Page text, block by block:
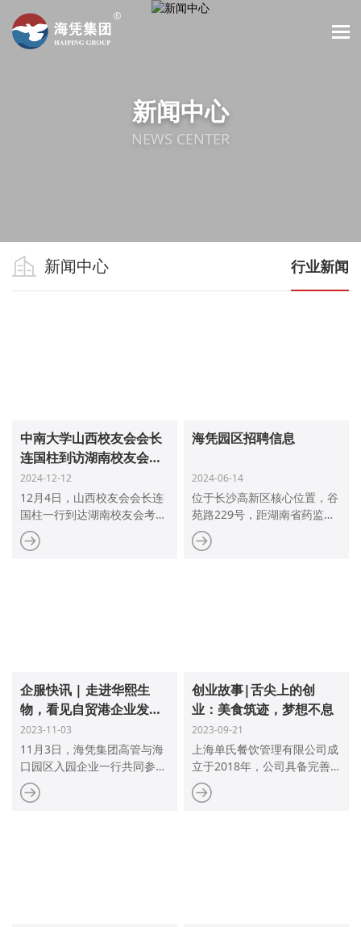
新闻中心
NEWS CENTER
新闻中心 行业新闻
中南大学山西校友会会长
连国柱到访湖南校友会，
宋广征会长热情接待
2024-12-12
12月4日，山西校友会会长连
国柱一行到达湖南校友会考察
洽谈，宋广征会长热情接待。
海凭园区招聘信息
2024-06-14
位于长沙高新区核心位置，谷
苑路229号，距湖南省药监
局、长沙市政府均为十分钟车
程，占地面积121亩，建筑面
企服快讯 | 走进华熙生
物，看见自贸港企业发展
新速度
2023-11-03
11月3日，海凭集团高管与海
口园区入园企业一行共同参访
华熙生物，作为同在海口高新
区落户的企业，双方有很多共
创业故事|舌尖上的创
业：美食筑迹，梦想不息
2023-09-21
上海单氏餐饮管理有限公司成
立于2018年，公司具备完善
的管理体系和标准化的运营流
程，主营中式食堂运营业务。